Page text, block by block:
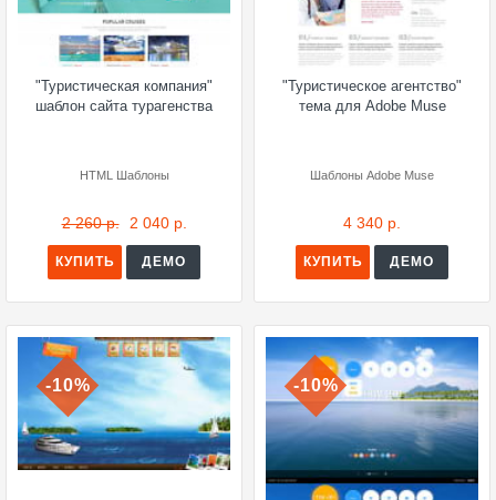
"Туристическая компания"
шаблон сайта турагенства
HTML Шаблоны
2 260 р. 2 040 р.
КУПИТЬ ДЕМО
"Туристическое агентство"
тема для Adobe Muse
Шаблоны Adobe Muse
4 340 р.
КУПИТЬ ДЕМО
-10% -10%